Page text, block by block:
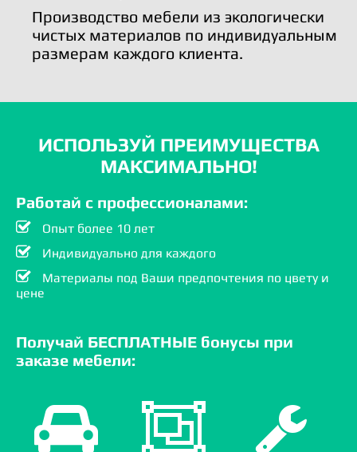
Производство мебели из экологически
чистых материалов по индивидуальным
размерам каждого клиента.
ИСПОЛЬЗУЙ ПРЕИМУЩЕСТВА
МАКСИМАЛЬНО!
Работай с профессионалами:
Опыт более 10 лет
Индивидуально для каждого
Материалы под Ваши предпочтения по цвету и
цене
Получай БЕСПЛАТНЫЕ бонусы при
заказе мебели: